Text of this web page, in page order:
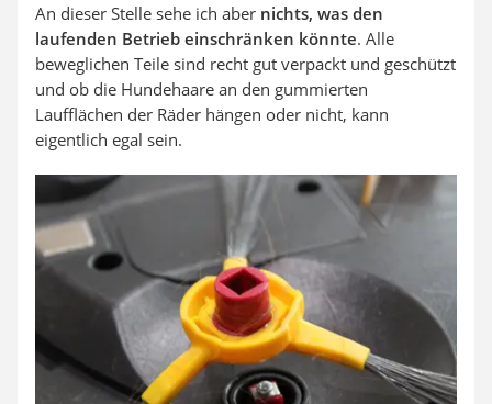
An dieser Stelle sehe ich aber nichts, was den
laufenden Betrieb einschränken könnte. Alle
beweglichen Teile sind recht gut verpackt und geschützt
und ob die Hundehaare an den gummierten
Laufflächen der Räder hängen oder nicht, kann
eigentlich egal sein.